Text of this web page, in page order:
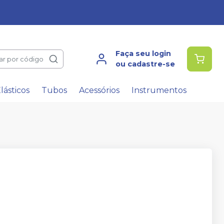
por código
Faça seu login
ou cadastre-se
Tubos Acessórios Instrumentos